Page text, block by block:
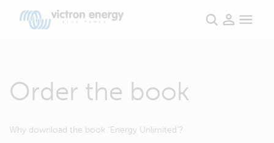
Order the book
Why download the book "Energy Unlimited"?